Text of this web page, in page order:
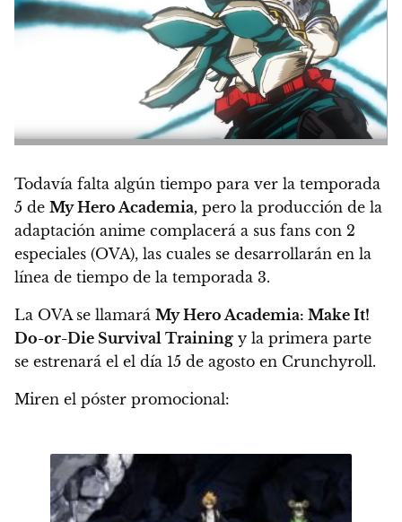
Todavía falta algún tiempo para ver la temporada
5 de My Hero Academia, pero la producción de la
adaptación anime complacerá a sus fans con 2
especiales (OVA), las cuales se desarrollarán en la
línea de tiempo de la temporada 3.
La OVA se llamará My Hero Academia: Make It!
Do-or-Die Survival Training y la primera parte
se estrenará el el día 15 de agosto en Crunchyroll.
Miren el póster promocional: